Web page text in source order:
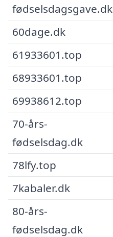
fødselsdagsgave.dk
60dage.dk
61933601.top
68933601.top
69938612.top
70-års-
fødselsdag.dk
78lfy.top
7kabaler.dk
80-års-
fødselsdag.dk